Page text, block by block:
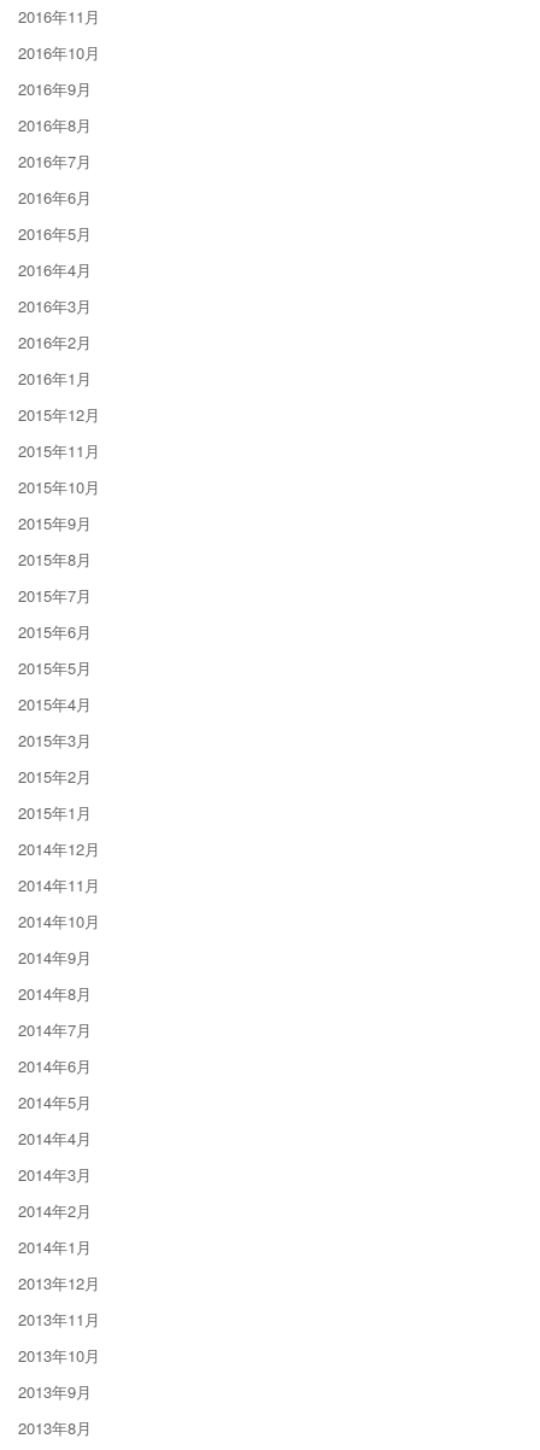
2016年11月
2016年10月
2016年9月
2016年8月
2016年7月
2016年6月
2016年5月
2016年4月
2016年3月
2016年2月
2016年1月
2015年12月
2015年11月
2015年10月
2015年9月
2015年8月
2015年7月
2015年6月
2015年5月
2015年4月
2015年3月
2015年2月
2015年1月
2014年12月
2014年11月
2014年10月
2014年9月
2014年8月
2014年7月
2014年6月
2014年5月
2014年4月
2014年3月
2014年2月
2014年1月
2013年12月
2013年11月
2013年10月
2013年9月
2013年8月